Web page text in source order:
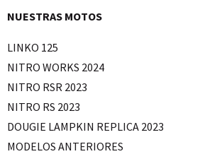
NUESTRAS MOTOS
LINKO 125
NITRO WORKS 2024
NITRO RSR 2023
NITRO RS 2023
DOUGIE LAMPKIN REPLICA 2023
MODELOS ANTERIORES